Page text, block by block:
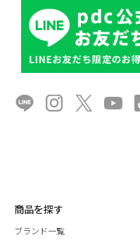
商品を探す
ブランド一覧